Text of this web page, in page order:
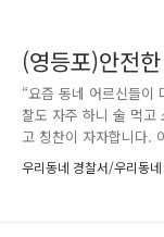
(영등포)안전
습니다.
“요즘 동네 어르신들이
찰도 자주 하니 술 먹고
고 칭찬이 자자합니다.
단 얘기를 들으시곤 손
전화가 불이 나게 울리
우리동네 경찰서/우리동